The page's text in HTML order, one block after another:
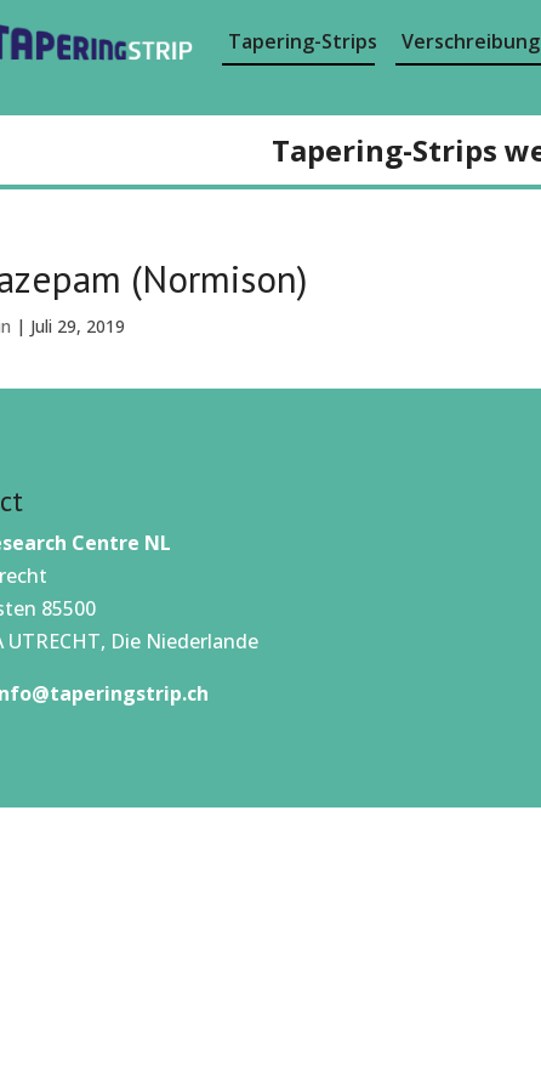
Tapering-Strips
Tapering-Strips
(Normison)
| Juli 29, 2019
Centre NL
85500
UTRECHT, Die Niederlande